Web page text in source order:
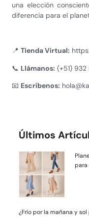
una elección
diferencia para el
📍 Tienda Virtual:
📞 Llámanos: (+51)
📧 Escríbenos:
Últimos
para
¿Frío por la mañana y